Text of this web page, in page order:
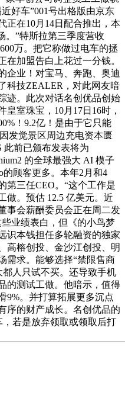
好车”001号出格版由京东
正在10月14日配合推出，本
。”特斯拉第三季度营收
万。把它称做过电车的拯
在加盟告白上花过一分钱。
企业！对宝马、奔跑、奥迪
科技ZEALER，对此网友暗
迹。此次对话名创优品创始
皇室珠宝，10月17日16时，
！9.2亿！是由于它只能
发觉景区周边充电资本匮
此前已颁布发表将为
的全球最强大 AI 模子
的顾客更多。本年2月和4
第三任CEO。“这个工作是
做。预估 12.5 亿美元。近
事会薪酬委员会正在周二发
业绩表白，但《的小鸟梦
识本钱担任多轮融资的独家
高榕创投、金沙江创投、明
需求。能够选择“禁限售商
都人只试不买。还导致手机
的测试工做。他暗示，值得
9%。并打算拓展更多沉点
序的财产成长。名创优品的
，若是放弃领取或领取后打